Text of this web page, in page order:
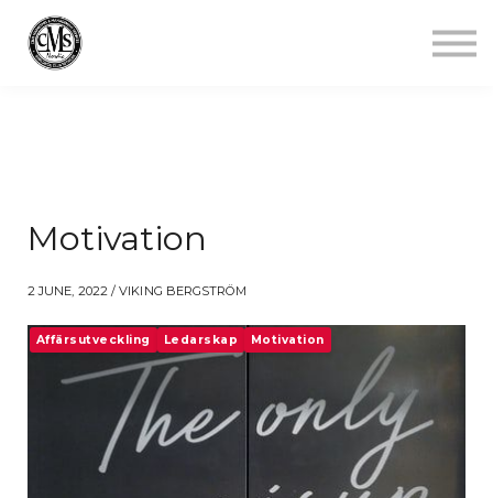
Motivation
2 JUNE, 2022 / VIKING BERGSTRÖM
Affärsutveckling Ledarskap Motivation